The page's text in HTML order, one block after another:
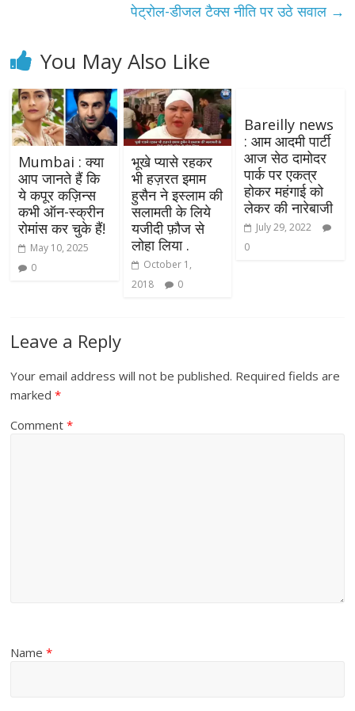
पेट्रोल-डीजल टैक्स नीति पर उठे सवाल →
You May Also Like
Mumbai : क्या
आप जानते हैं कि
ये कपूर कज़िन्स
कभी ऑन-स्क्रीन
रोमांस कर चुके हैं!
May 10, 2025
0
भूखे प्यासे रहकर
भी हज़रत इमाम
हुसैन ने इस्लाम की
सलामती के लिये
यजीदी फ़ौज से
लोहा लिया .
October 1,
2018
0
Bareilly news
: आम आदमी पार्टी
आज सेठ दामोदर
पार्क पर एकत्र
होकर महंगाई को
लेकर की नारेबाजी
July 29, 2022
0
Leave a Reply
Your email address will not be published. Required fields are
marked*
Comment*
Name*